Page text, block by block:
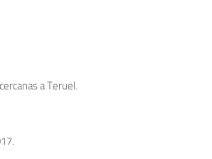
a Teruel.